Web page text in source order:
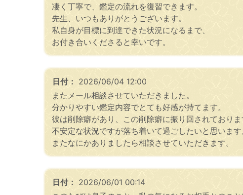
凄く丁寧で、鑑定の流れを復習できます。
先生、いつもありがとうございます。
私自身が目標に到達できた状況になるまで、
お付き合いくださると幸いです。
日付： 2026/06/04 12:00
またメール相談させていただきました。
分かりやすい鑑定内容でとても好感が持てます。
彼は削除癖があり、この削除癖に振り回されており
不安定な状況ですが落ち着いて過ごしたいと思います
またなにかありましたら相談させていただきます。
日付： 2026/06/01 00:14